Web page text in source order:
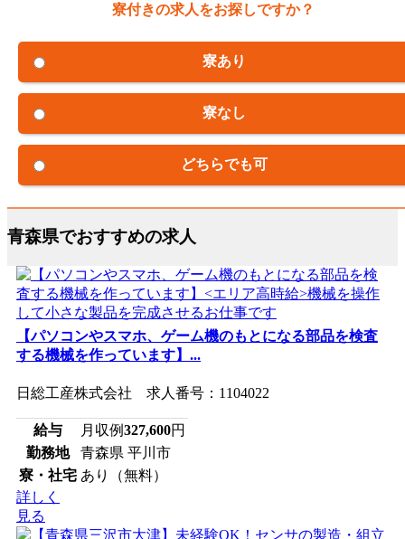
寮付きの求人をお探しですか？
寮あり
寮なし
どちらでも可
青森県でおすすめの求人
【パソコンやスマホ、ゲーム機のもとになる部品を検査
する機械を作っています】...
日総工産株式会社 求人番号：1104022
給与 月収例327,600円
勤務地
青森県 平川市
寮・社宅 あり（無料）
詳しく
見る